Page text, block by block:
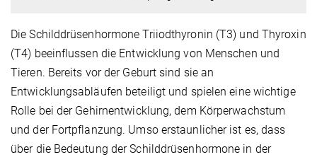
Die Schilddrüsenhormone Triiodthyronin (T3) und Thyroxin
(T4) beeinflussen die Entwicklung von Menschen und
Tieren. Bereits vor der Geburt sind sie an
Entwicklungsabläufen beteiligt und spielen eine wichtige
Rolle bei der Gehirnentwicklung, dem Körperwachstum
und der Fortpflanzung. Umso erstaunlicher ist es, dass
über die Bedeutung der Schilddrüsenhormone in der